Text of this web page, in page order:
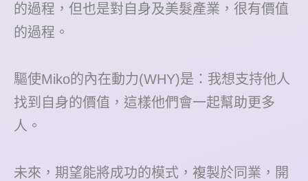
的過程，但也是對自身及美髮產業，很有價值
的過程。
驅使Miko的內在動力(WHY)是：我想支持他人
找到自身的價值，這樣他們會一起幫助更多
人。
未來，期望能將成功的模式，複製於同業，開